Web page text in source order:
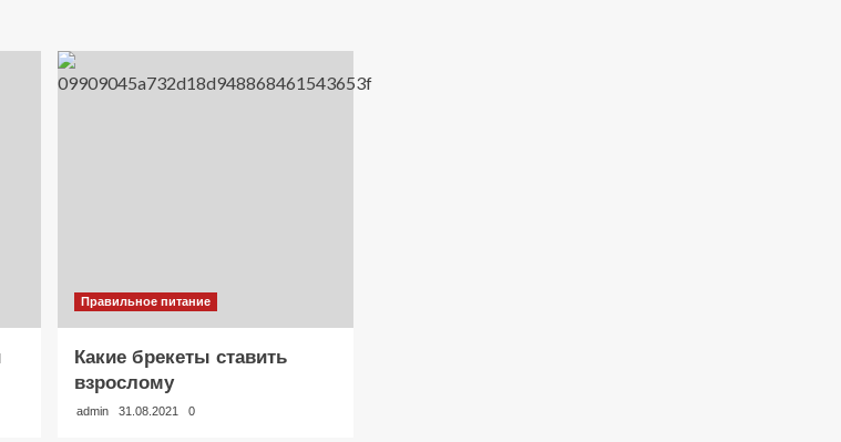
Правильное питание
Какие брекеты ставить
взрослому
admin 31.08.2021 0